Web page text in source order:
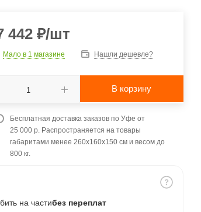
442₽/шт
Мало в 1 магазине Нашли дешевле?
В корзину
Бесплатная доставка заказов по Уфе от
25 000 р. Распространяется на товары
габаритами менее 260x160x150 см и весом до
800 кг.
на частибез переплат